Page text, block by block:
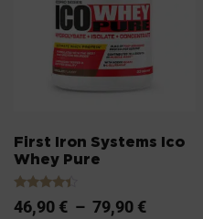
First Iron Systems Ico
Whey Pure
Note
4.20
46,90 € – 79,90 €